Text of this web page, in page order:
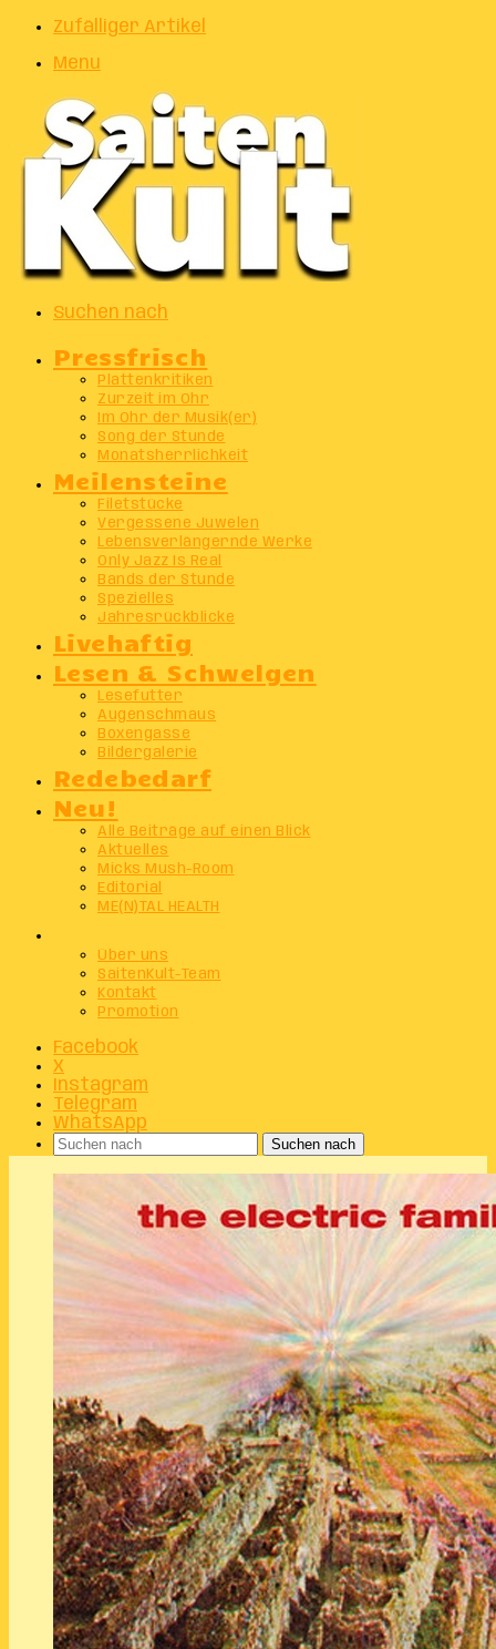
Zufälliger Artikel
Menu
Suchen nach
Pressfrisch
Plattenkritiken
Zurzeit im Ohr
Im Ohr der Musik(er)
Song der Stunde
Monatsherrlichkeit
Meilensteine
Filetstücke
Vergessene Juwelen
Lebensverlängernde Werke
Only Jazz Is Real
Bands der Stunde
Spezielles
Jahresrückblicke
Livehaftig
Lesen & Schwelgen
Lesefutter
Augenschmaus
Boxengasse
Bildergalerie
Redebedarf
Neu!
Alle Beiträge auf einen Blick
Aktuelles
Micks Mush-Room
Editorial
ME(N)TAL HEALTH
Über uns
SaitenKult-Team
Kontakt
Promotion
Facebook
X
Instagram
Telegram
WhatsApp
Suchen nach